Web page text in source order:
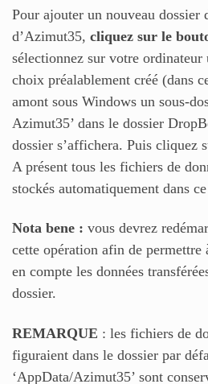
Pour ajouter un nouveau dossier
d’Azimut35, cliquez sur le
sélectionnez sur votre ordinateur
choix préalablement créé (dans
amont sous Windows un sous-
Azimut35’ dans le dossier
dossier s’affichera. Puis cliquez
A présent tous les fichiers de
stockés automatiquement dans
Nota bene : vous devrez
cette opération afin de permettre
en compte les données
dossier.
REMARQUE : les fichiers de
figuraient dans le dossier par
‘AppData/Azimut35’ sont